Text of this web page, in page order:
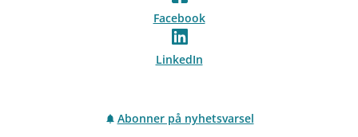
Facebook
LinkedIn
Abonner på nyhetsvarsel